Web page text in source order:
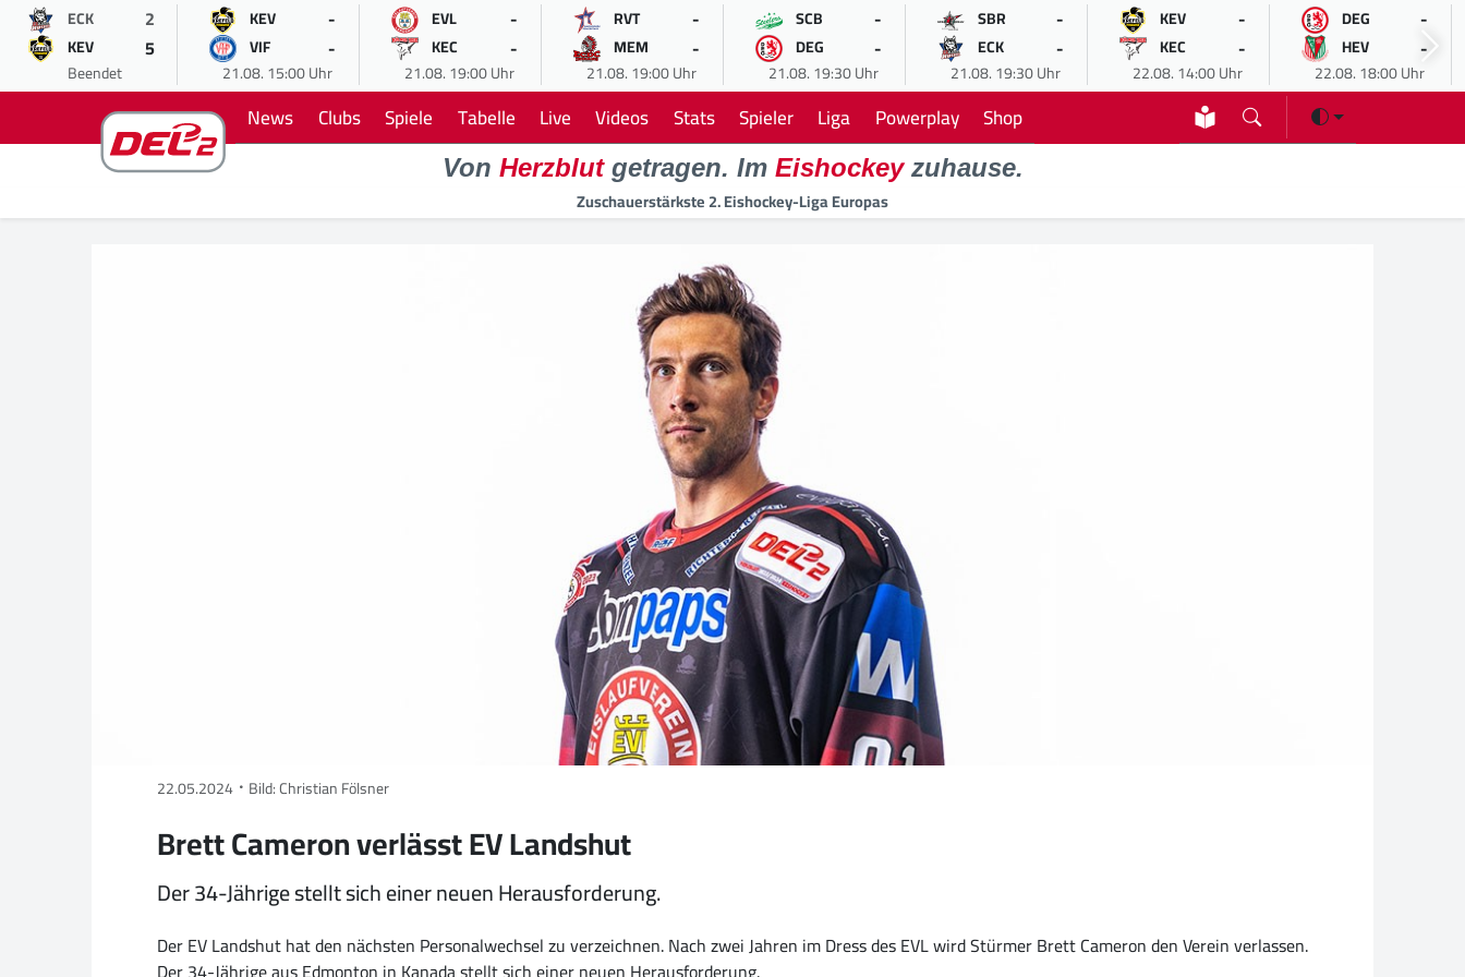
ECK 2
KEV 5
Beendet
KEV -
VIF -
21.08. 15:00 Uhr
EVL -
KEC -
21.08. 19:00 Uhr
RVT -
MEM -
21.08. 19:00 Uhr
SCB -
DEG -
21.08. 19:30 Uhr
SBR -
ECK -
21.08. 19:30 Uhr
KEV -
KEC -
22.08. 14:00 Uhr
DEG -
HEV -
22.08. 18:00 Uhr
News Clubs Spiele Tabelle Live Videos Stats Spieler Liga Powerplay Shop
Von Herzblutgetragen. Im Eishockeyzuhause.
Zuschauerstärkste 2. Eishockey-Liga Europas
22.05.2024 Bild: Christian Fölsner
Brett Cameron verlässt EV Landshut
Der 34-Jährige stellt sich einer neuen Herausforderung.
Der EV Landshut hat den nächsten Personalwechsel zu verzeichnen. Nach zwei Jahren im Dress des EVL wird Stürmer Brett Cameron den Verein verlassen.